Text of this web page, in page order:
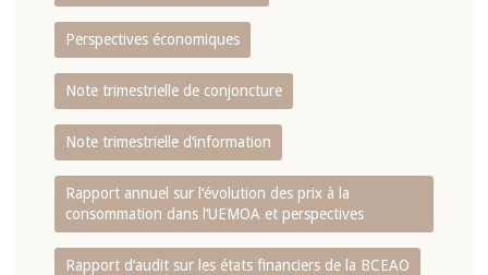
Perspectives économiques
Note trimestrielle de conjoncture
Note trimestrielle d‘information
Rapport annuel sur l‘évolution des prix à la
consommation dans l‘UEMOA et perspectives
Rapport d‘audit sur les états financiers de la BCEAO